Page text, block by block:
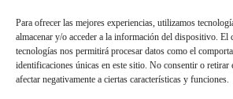
Para ofrecer las mejores experiencias, utilizamos
almacenar y/o acceder a la información del dispositivo. El
tecnologías nos permitirá procesar datos como el
identificaciones únicas en este sitio. No consentir o retirar
afectar negativamente a ciertas características y funciones.